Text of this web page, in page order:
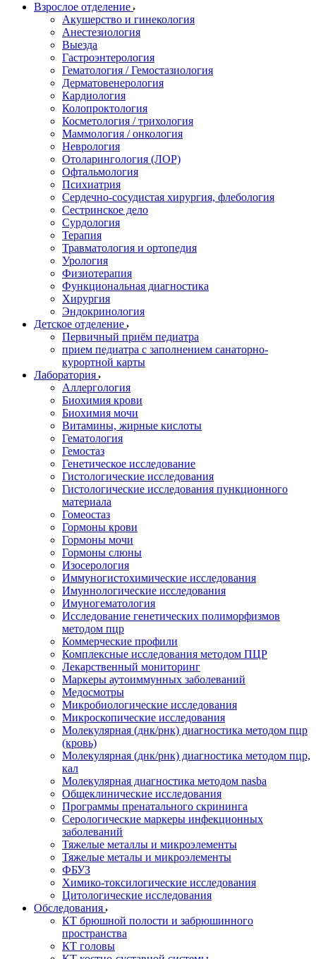
Взрослое отделение
Акушерство и гинекология
Анестезиология
Выезда
Гастроэнтерология
Гематология / Гемостазиология
Дерматовенерология
Кардиология
Колопроктология
Косметология / трихология
Маммология / онкология
Неврология
Отоларингология (ЛОР)
Офтальмология
Психиатрия
Сердечно-сосудистая хирургия, флебология
Сестринское дело
Сурдология
Терапия
Травматология и ортопедия
Урология
Физиотерапия
Функциональная диагностика
Хирургия
Эндокринология
Детское отделение
Первичный приём педиатра
прием педиатра с заполнением санаторно-
курортной карты
Лаборатория
Аллергология
Биохимия крови
Биохимия мочи
Витамины, жирные кислоты
Гематология
Гемостаз
Генетическое исследование
Гистологические исследования
Гистологические исследования пункционного
материала
Гомеостаз
Гормоны крови
Гормоны мочи
Гормоны слюны
Изосерология
Иммуногистохимические исследования
Имуннологические исследования
Имуногематология
Исследование генетических полиморфизмов
методом пцр
Коммерческие профили
Комплексные исследования методом ПЦР
Лекарственный мониторинг
Маркеры аутоиммунных заболеваний
Медосмотры
Микробиологические исследования
Микроскопические исследования
Молекулярная (днк/рнк) диагностика методом пцр
(кровь)
Молекулярная (днк/рнк) диагностика методом пцр,
кал
Молекулярная диагностика методом nasba
Общеклинические исследования
Программы пренатального скрининга
Серологические маркеры инфекционных
заболеваний
Тяжелые металлы и микроэлементы
Тяжелые металы и микроэлементы
ФБУЗ
Химико-токсилогические исследования
Цитологические исследования
Обследования
КТ брюшной полости и забрюшинного
пространства
КТ головы